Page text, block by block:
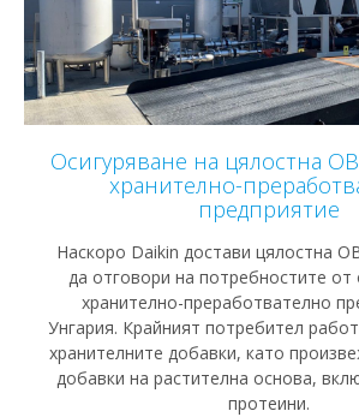
Осигуряване на цялостна
хранително-
предприятие
Наскоро Daikin достави цялостна
да отговори на потребностите от
хранително-преработвателно
Унгария. Крайният потребител
хранителните добавки, като
добавки на растителна основа,
протеини.